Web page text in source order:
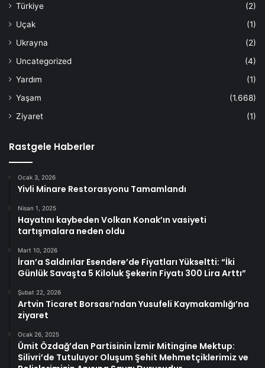
Türkiye
(2)
Uçak
(1)
Ukrayna
(2)
Uncategorized
(4)
Yardım
(1)
Yaşam
(1.668)
Ziyaret
(1)
Rastgele Haberler
Ocak 3, 2026
Yivli Minare Restorasyonu Tamamlandı
Nisan 1, 2025
Hayatını kaybeden Volkan Konak’ın vasiyeti
tartışmalara neden oldu
Mart 10, 2026
İran’a Saldırılar Esendere’de Fiyatları Yükseltti: “İki
Günlük Savaşta 5 Kiloluk Şekerin Fiyatı 300 Lira Arttı”
Şubat 22, 2026
Artvin Ticaret Borsası’ndan Yusufeli Kaymakamlığı’na
ziyaret
Ocak 26, 2025
Ümit Özdağ’dan Partisinin İzmir Mitingine Mektup:
Silivri’de Tutuluyor Oluşum Şehit Mehmetçiklerimiz ve